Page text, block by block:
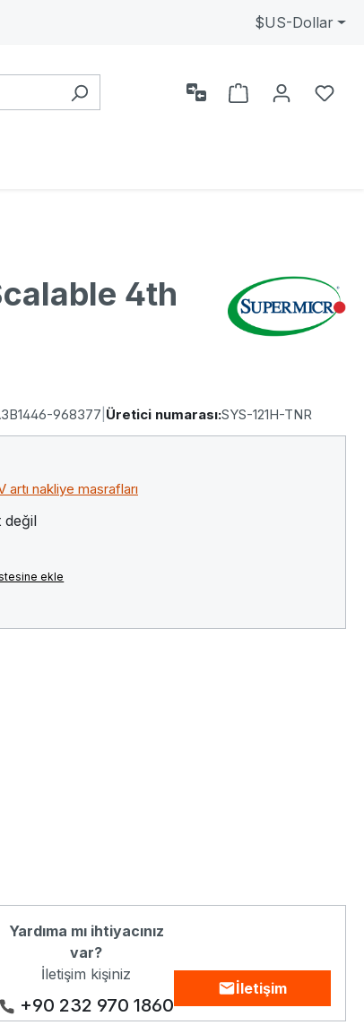
$US-Dollar
0
Alışveriş
4th
968377 Üretici numarası:SYS-121H-TNR
artı nakliye masrafları
değil
ekle
Yardıma mı ihtiyacınız
var?
İletişim kişiniz
+90 232 970 1860
İletişim